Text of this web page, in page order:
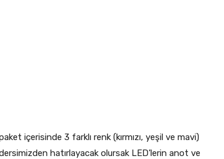
içerisinde 3 farklı renk (kırmızı, yeşil ve mavi)
hatırlayacak olursak LED’lerin anot ve